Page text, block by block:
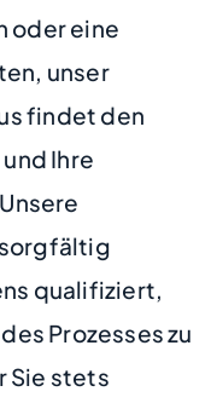
oder eine
unser
findet den
Ihre
qualifiziert,
Prozesses zu
Sie stets